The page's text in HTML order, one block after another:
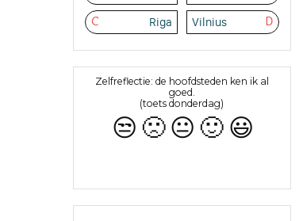
C Riga D
Vilnius
Zelfreflectie: de hoofdsteden ken ik al
goed.
(toets donderdag)
😒 🙁 😐 🙂 😃